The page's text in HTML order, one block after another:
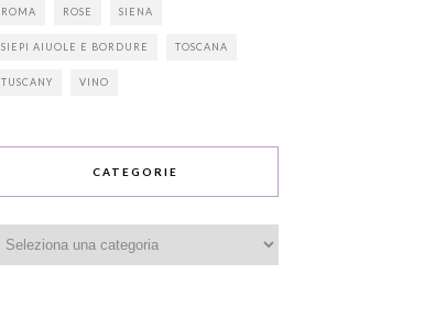
ROMA ROSE SIENA
SIEPI AIUOLE E BORDURE TOSCANA
TUSCANY VINO
CATEGORIE